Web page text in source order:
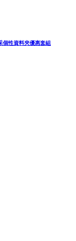
性資料夾優惠套組